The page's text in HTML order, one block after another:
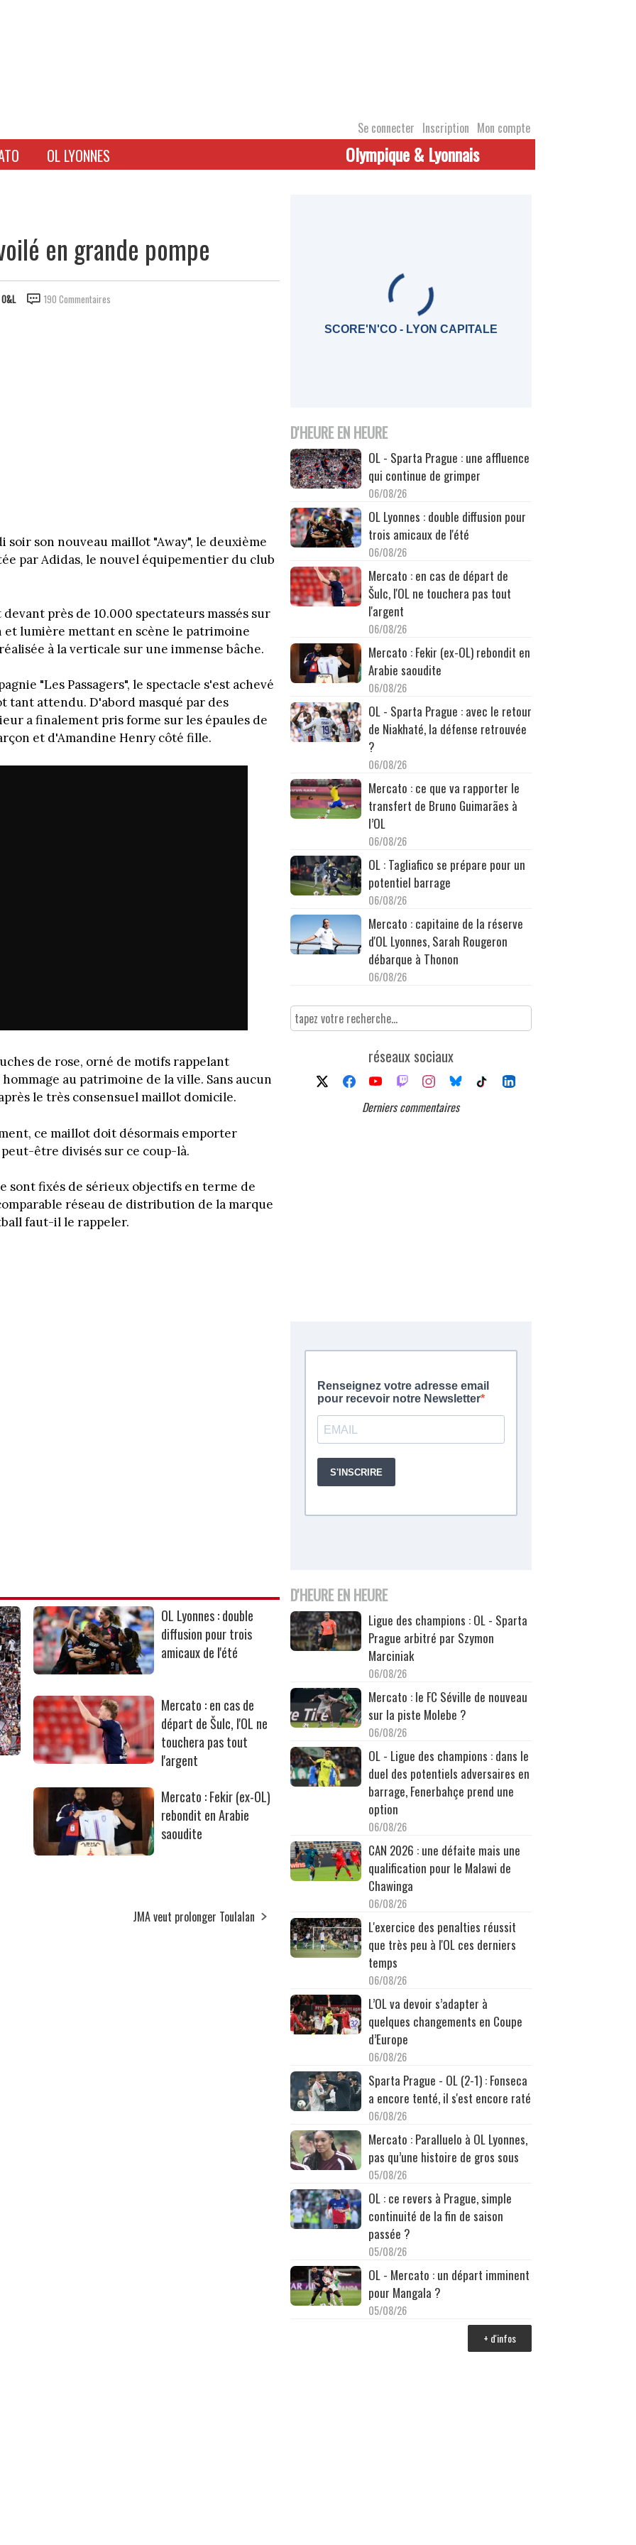
Se connecter Inscription Mon compte
OL LYONNES Olympique & Lyonnais
en grande pompe
O&L 190 Commentaires
son nouveau maillot "Away", le deuxième
par Adidas, le nouvel équipementier du club
près de 10.000 spectateurs massés sur
et lumière mettant en scène le patrimoine
à la verticale sur une immense bâche.
"Les Passagers", le spectacle s'est achevé
tant attendu. D'abord masqué par des
a finalement pris forme sur les épaules de
et d'Amandine Henry côté fille.
de rose, orné de motifs rappelant
au patrimoine de la ville. Sans aucun
le très consensuel maillot domicile.
ce maillot doit désormais emporter
être divisés sur ce coup-là.
sont fixés de sérieux objectifs en terme de
réseau de distribution de la marque
faut-il le rappeler.
OL Lyonnes : double
diffusion pour trois
amicaux de l'été
Mercato : en cas de
départ de Šulc, l'OL ne
touchera pas tout
l'argent
Mercato : Fekir (ex-OL)
rebondit en Arabie
saoudite
JMA veut prolonger Toulalan
SCORE'N'CO - LYON CAPITALE
D'HEURE EN HEURE
OL - Sparta Prague : une affluence
qui continue de grimper
06/08/26
OL Lyonnes : double diffusion pour
trois amicaux de l'été
06/08/26
Mercato : en cas de départ de
Šulc, l'OL ne touchera pas tout
l'argent
06/08/26
Mercato : Fekir (ex-OL) rebondit en
Arabie saoudite
06/08/26
OL - Sparta Prague : avec le retour
de Niakhaté, la défense retrouvée
?
06/08/26
Mercato : ce que va rapporter le
transfert de Bruno Guimarães à
l’OL
06/08/26
OL : Tagliafico se prépare pour un
potentiel barrage
06/08/26
Mercato : capitaine de la réserve
d'OL Lyonnes, Sarah Rougeron
débarque à Thonon
06/08/26
réseaux sociaux
Derniers commentaires
D'HEURE EN HEURE
Ligue des champions : OL - Sparta
Prague arbitré par Szymon
Marciniak
06/08/26
Mercato : le FC Séville de nouveau
sur la piste Molebe ?
06/08/26
OL - Ligue des champions : dans le
duel des potentiels adversaires en
barrage, Fenerbahçe prend une
option
06/08/26
CAN 2026 : une défaite mais une
qualification pour le Malawi de
Chawinga
06/08/26
L'exercice des penalties réussit
que très peu à l'OL ces derniers
temps
06/08/26
L’OL va devoir s’adapter à
quelques changements en Coupe
d’Europe
06/08/26
Sparta Prague - OL (2-1) : Fonseca
a encore tenté, il s'est encore raté
06/08/26
Mercato : Paralluelo à OL Lyonnes,
pas qu’une histoire de gros sous
05/08/26
OL : ce revers à Prague, simple
continuité de la fin de saison
passée ?
05/08/26
OL - Mercato : un départ imminent
pour Mangala ?
05/08/26
+ d'infos